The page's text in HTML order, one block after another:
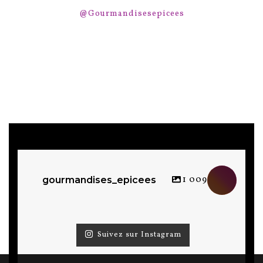
@Gourmandisesepicees
gourmandises_epicees 1 009
Suivez sur Instagram